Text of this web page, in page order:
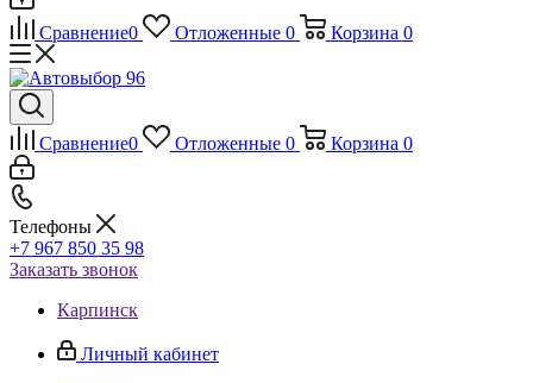
Сравнение0 Отложенные 0 Корзина 0
Сравнение0 Отложенные 0 Корзина 0
Телефоны
+7 967 850 35 98
Заказать звонок
Карпинск
Личный кабинет